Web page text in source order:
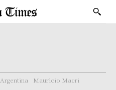
Argentina
Mauricio Macri